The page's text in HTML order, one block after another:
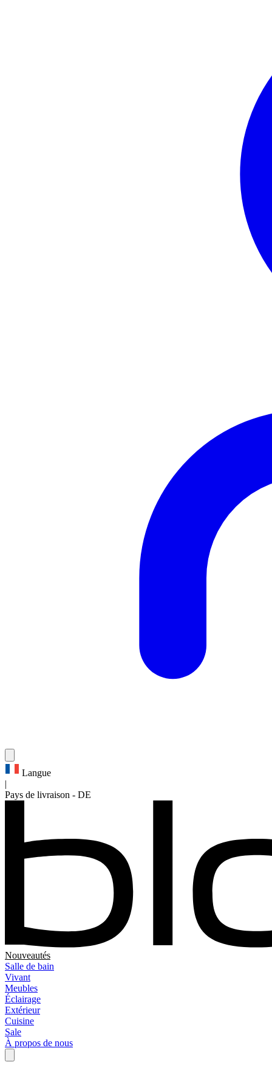
Langue
Pays de livraison - DE
Nouveautés
Salle de bain
Vivant
Meubles
Éclairage
Extérieur
Cuisine
Sale
À propos de nous